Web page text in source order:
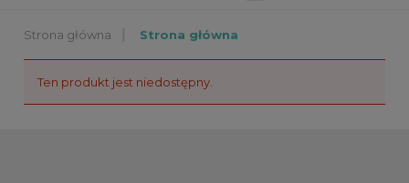
Strona główna
Ten produkt jest niedostępny.